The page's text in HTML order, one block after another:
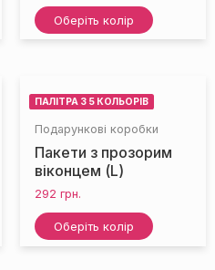
Оберіть колір
ПАЛІТРА З 5 КОЛЬОРІВ
Подарункові коробки
Пакети з прозорим
віконцем (L)
292 грн.
Оберіть колір
НЕМАЄ НА СКЛАДІ